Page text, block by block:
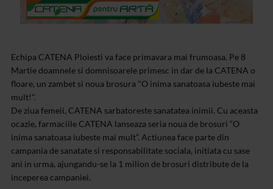
Echipa CATENA Ploiesti va face primavara mai frumoasa. Pe 8
Martie doamnele si domnisoarele primesc in dar de la CATENA o
floare, un zambet si noua brosura "O inima sanatoasa iubeste mai
mult!".
De ziua femeii, CATENA sarbatoreste sanatatea inimii. Cu aceasta
ocazie, farmaciile CATENA lanseaza seria noua de brosuri “O
inima sanatoasa iubeste mai mult”. Actiunea face parte din
campania de sanatate si responsabilitate sociala, initiata cu sase
ani in urma, ajungandu-se la 1 milion de brosuri distribute de la
inceperea campaniei.